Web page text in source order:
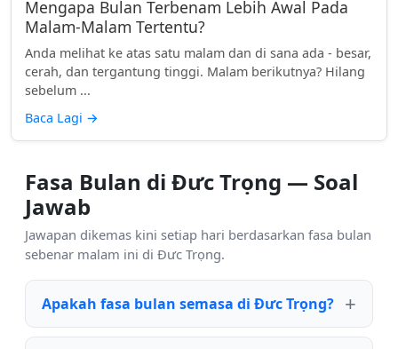
Mengapa Bulan Terbenam Lebih Awal Pada
Malam-Malam Tertentu?
Anda melihat ke atas satu malam dan di sana ada - besar,
cerah, dan tergantung tinggi. Malam berikutnya? Hilang
sebelum ...
Baca Lagi →
Fasa Bulan di Đưc Trọng — Soal
Jawab
Jawapan dikemas kini setiap hari berdasarkan fasa bulan
sebenar malam ini di Đưc Trọng.
Apakah fasa bulan semasa di Đưc Trọng?